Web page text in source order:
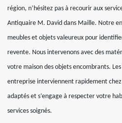
région, n’hésitez pas à recourir aux
Antiquaire M. David dans Maille. Notre
meubles et objets valeureux pour
revente. Nous intervenons avec des
votre maison des objets encombrants.
entreprise interviennent rapidement chez
adaptés et s’engage à respecter votre
services soignés.